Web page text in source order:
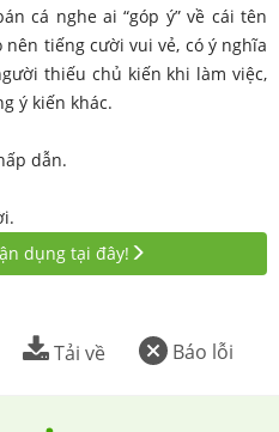
cá nghe ai “góp ý” về cái tên
tiếng cười vui vẻ, có ý nghĩa
thiếu chủ kiến khi làm việc,
ý kiến khác.
dẫn.
dụng tại đây!
Báo lỗi
Tải về